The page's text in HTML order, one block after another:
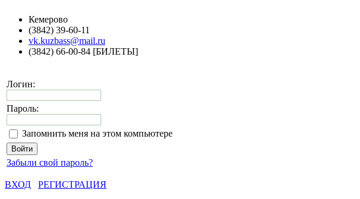
Кемерово
(3842) 39-60-11
vk.kuzbass@mail.ru
(3842) 66-00-84 [БИЛЕТЫ]
Логин:
Пароль:
Запомнить меня на этом компьютере
Забыли свой пароль?
ВХОД
РЕГИСТРАЦИЯ